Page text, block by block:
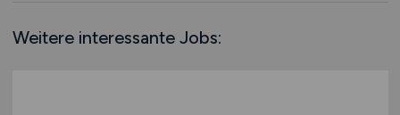
Schweiz
Weitere interessante Jobs: